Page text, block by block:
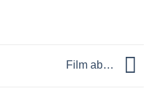
Film ab…